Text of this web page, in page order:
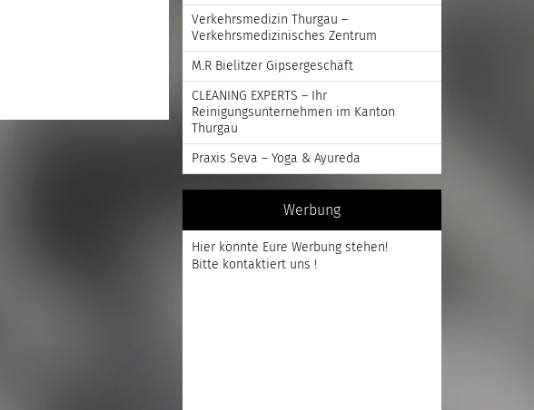
Verkehrsmedizin Thurgau –
Verkehrsmedizinisches Zentrum
M.R Bielitzer Gipsergeschäft
CLEANING EXPERTS – Ihr
Reinigungsunternehmen im Kanton
Thurgau
Praxis Seva – Yoga & Ayureda
Werbung
Hier könnte Eure Werbung stehen!
Bitte kontaktiert uns !